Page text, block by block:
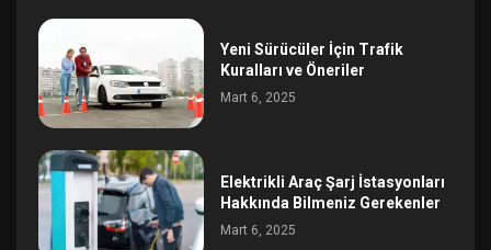
Yeni Sürücüler İçin Trafik
Kuralları ve Öneriler
Mart 6, 2025
Elektrikli Araç Şarj İstasyonları
Hakkında Bilmeniz Gerekenler
Mart 6, 2025